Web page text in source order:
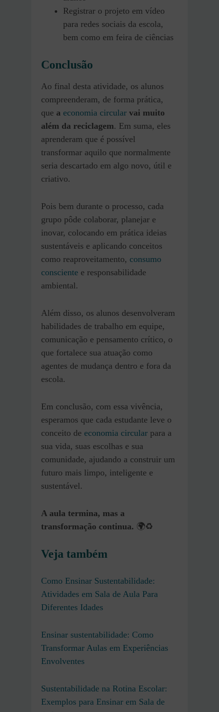
Registrar o projeto em vídeo
para redes sociais da escola,
bem como em feira de ciências
Conclusão
Ao final desta atividade, os alunos
compreenderam, de forma prática,
que a economia circular vai muito
além da reciclagem. Em suma, eles
aprenderam que é possível
transformar aquilo que normalmente
seria descartado em algo novo, útil e
criativo.
Pois bem durante o processo, cada
grupo pôde colaborar, planejar e
inovar, colocando em prática ideias
sustentáveis e aplicando conceitos
como reaproveitamento, consumo
consciente e responsabilidade
ambiental.
Além disso, os alunos desenvolveram
habilidades de trabalho em equipe,
comunicação e pensamento crítico, o
que fortalece sua atuação como
agentes de mudança dentro e fora da
escola.
Em conclusão, com essa vivência,
esperamos que cada estudante leve o
conceito de economia circular para a
sua vida, suas escolhas e sua
comunidade, ajudando a construir um
futuro mais limpo, inteligente e
sustentável.
A aula termina, mas a
transformação continua. 🌍♻️
Veja também
Como Ensinar Sustentabilidade:
Atividades em Sala de Aula Para
Diferentes Idades
Ensinar sustentabilidade: Como
Transformar Aulas em Experiências
Envolventes
Sustentabilidade na Rotina Escolar:
Exemplos para Ensinar em Sala de